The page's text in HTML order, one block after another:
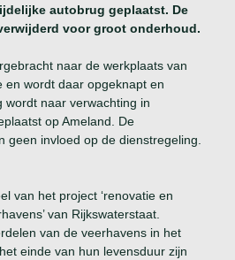
autobrug geplaatst. De
voor groot onderhoud.
naar de werkplaats van
en wordt daar opgeknapt en
wordt naar verwachting in
op Ameland. De
geen invloed op de dienstregeling.
van het project ‘renovatie en
van Rijkswaterstaat.
van de veerhavens in het
einde van hun levensduur zijn